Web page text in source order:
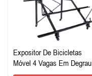
Expositor De Bicicletas
Móvel 4 Vagas Em Degrau